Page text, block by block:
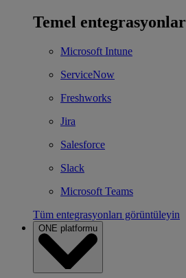
Temel entegrasyonlar
Microsoft Intune
ServiceNow
Freshworks
Jira
Salesforce
Slack
Microsoft Teams
Tüm entegrasyonları görüntüleyin
ONE platformu